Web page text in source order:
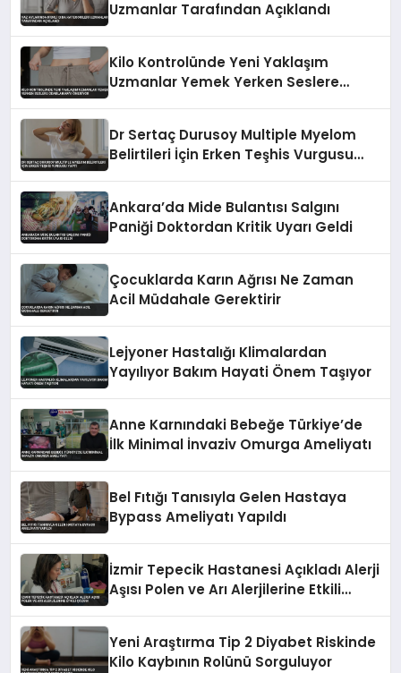
Uzmanlar Tarafından Açıklandı
Kilo Kontrolünde Yeni Yaklaşım
Uzmanlar Yemek Yerken Seslere
Dr Sertaç Durusoy Multiple Myelom
Belirtileri İçin Erken Teşhis Vurgusu
Ankara’da Mide Bulantısı Salgını
Paniği Doktordan Kritik Uyarı Geldi
Çocuklarda Karın Ağrısı Ne Zaman
Acil Müdahale Gerektirir
Lejyoner Hastalığı Klimalardan
Yayılıyor Bakım Hayati Önem Taşıyor
Anne Karnındaki Bebeğe Türkiye’de
İlk Minimal İnvaziv Omurga Ameliyatı
Bel Fıtığı Tanısıyla Gelen Hastaya
Bypass Ameliyatı Yapıldı
İzmir Tepecik Hastanesi Açıkladı Alerji
Aşısı Polen ve Arı Alerjilerine Etkili
Yeni Araştırma Tip 2 Diyabet Riskinde
Kilo Kaybının Rolünü Sorguluyor